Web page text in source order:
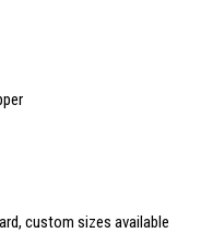
custom sizes available